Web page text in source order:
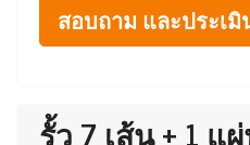
สอบถาม และประเ
รั้ว 7 เส้น + 1 แ